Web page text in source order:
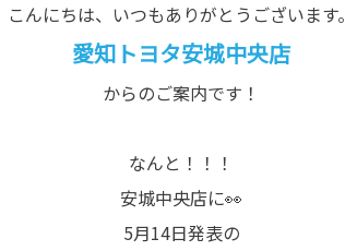
こんにちは、いつもありがとうございます。
愛知トヨタ安城中央店
からのご案内です！
なんと！！！
安城中央店に👀
5月14日発表の